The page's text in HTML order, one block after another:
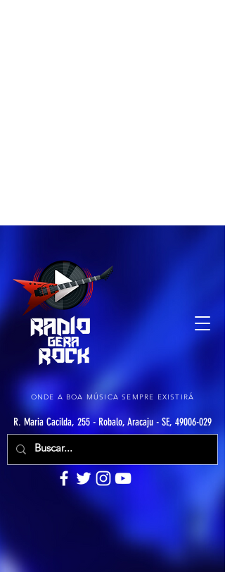
ONDE A BOA MÚSICA SEMPRE EXISTIRÁ
R. Maria Cacilda, 255 - Robalo, Aracaju - SE, 49006-029